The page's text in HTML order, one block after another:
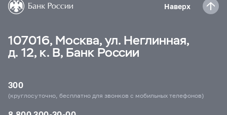
Наверх
107016, Москва, ул. Неглинная,
д. 12, к. В, Банк России
300
(круглосуточно, бесплатно для звонков с мобильных телефонов)